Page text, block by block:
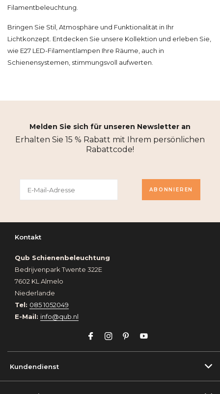
Filamentbeleuchtung.
Bringen Sie Stil, Atmosphäre und Funktionalität in Ihr
Lichtkonzept. Entdecken Sie unsere Kollektion und erleben Sie,
wie E27 LED-Filamentlampen Ihre Räume, auch in
Schienensystemen, stimmungsvoll aufwerten.
Melden Sie sich für unseren Newsletter an
Erhalten Sie 15 % Rabatt mit Ihrem persönlichen
Rabattcode!
ABONNIEREN
Kontakt
Qub Schienenbeleuchtung
Bedrijvenpark Twente 322E
7602 KL Almelo
Niederlande
Tel: 085 1052049
E-Mail: info@qub.nl
Kundendienst